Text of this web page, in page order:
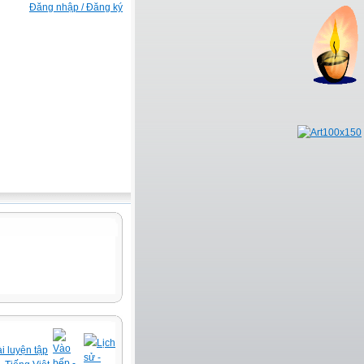
Đăng nhập / Đăng ký
luyện tập Vào
Lịch
sử -